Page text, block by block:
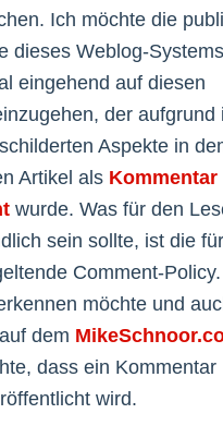
Ich möchte die
dieses Weblog-
eingehend auf diesen
der aufgrund
Aspekte in
Artikel als Kommentar
wurde. Was für den
sein sollte, ist die
Comment-
möchte und
dem
dass ein Kommentar
wird.